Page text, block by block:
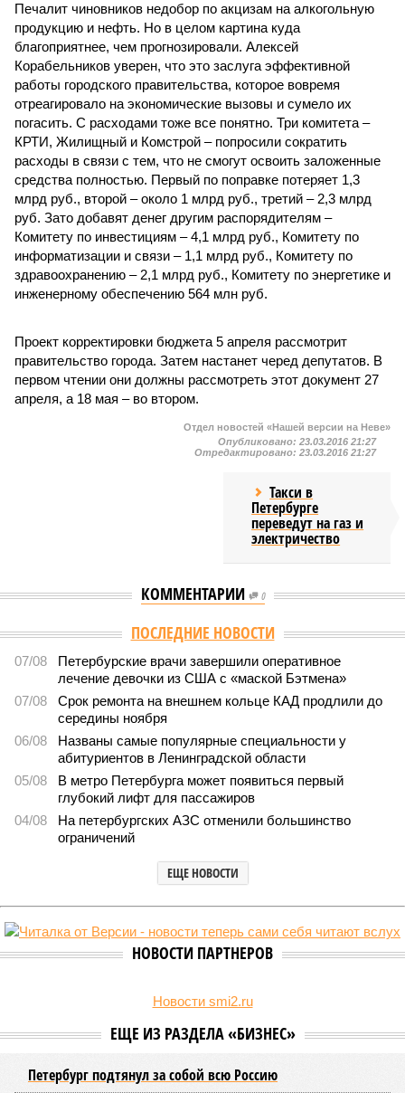
Печалит чиновников недобор по акцизам на алкогольную
продукцию и нефть. Но в целом картина куда
благоприятнее, чем прогнозировали. Алексей
Корабельников уверен, что это заслуга эффективной
работы городского правительства, которое вовремя
отреагировало на экономические вызовы и сумело их
погасить. С расходами тоже все понятно. Три комитета –
КРТИ, Жилищный и Комстрой – попросили сократить
расходы в связи с тем, что не смогут освоить заложенные
средства полностью. Первый по поправке потеряет 1,3
млрд руб., второй – около 1 млрд руб., третий – 2,3 млрд
руб. Зато добавят денег другим распорядителям –
Комитету по инвестициям – 4,1 млрд руб., Комитету по
информатизации и связи – 1,1 млрд руб., Комитету по
здравоохранению – 2,1 млрд руб., Комитету по энергетике и
инженерному обеспечению 564 млн руб.
Проект корректировки бюджета 5 апреля рассмотрит
правительство города. Затем настанет черед депутатов. В
первом чтении они должны рассмотреть этот документ 27
апреля, а 18 мая – во втором.
Отдел новостей «Нашей версии на Неве»
Опубликовано: 23.03.2016 21:27
Отредактировано: 23.03.2016 21:27
Такси в
Петербурге
переведут на газ и
электричество
КОММЕНТАРИИ 0
ПОСЛЕДНИЕ НОВОСТИ
07/08
Петербурские врачи завершили оперативное
лечение девочки из США с «маской Бэтмена»
07/08
Срок ремонта на внешнем кольце КАД продлили до
середины ноября
06/08
Названы самые популярные специальности у
абитуриентов в Ленинградской области
05/08
В метро Петербурга может появиться первый
глубокий лифт для пассажиров
04/08
На петербургских АЗС отменили большинство
ограничений
ЕЩЕ НОВОСТИ
НОВОСТИ ПАРТНЕРОВ
Новости smi2.ru
ЕЩЕ ИЗ РАЗДЕЛА «БИЗНЕС»
Петербург подтянул за собой всю Россию